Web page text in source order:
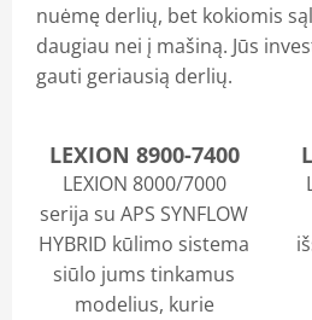
nuėmę derlių, bet kokiomis
daugiau nei į mašiną. Jūs
gauti geriausią derlių.
LEXION 8900-7400
LEXION 8000/7000
serija su APS SYNFLOW
HYBRID kūlimo sistema
siūlo jums tinkamus
modelius, kurie
SPEARHEAD
VMLOADER
LAUMETRIS